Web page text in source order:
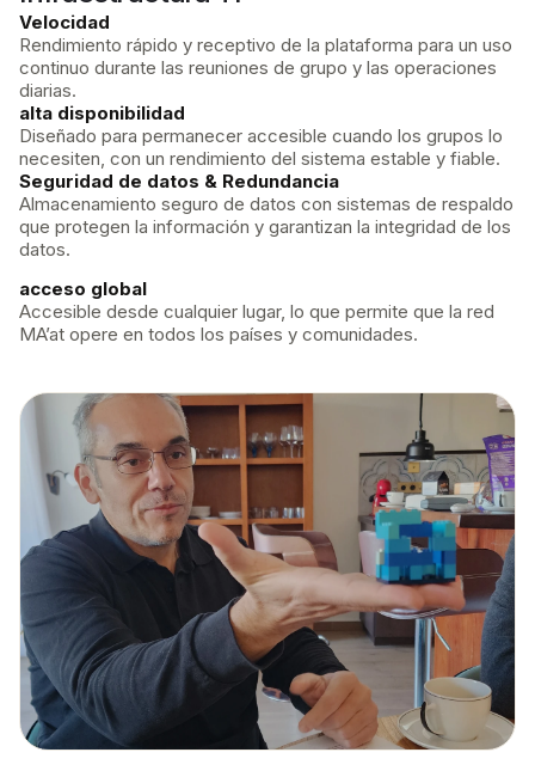
Velocidad
Rendimiento rápido y receptivo de la plataforma para un uso
continuo durante las reuniones de grupo y las operaciones
diarias.
alta disponibilidad
Diseñado para permanecer accesible cuando los grupos lo
necesiten, con un rendimiento del sistema estable y fiable.
Seguridad de datos & Redundancia
Almacenamiento seguro de datos con sistemas de respaldo
que protegen la información y garantizan la integridad de los
datos.
acceso global
Accesible desde cualquier lugar, lo que permite que la red
MA’at opere en todos los países y comunidades.